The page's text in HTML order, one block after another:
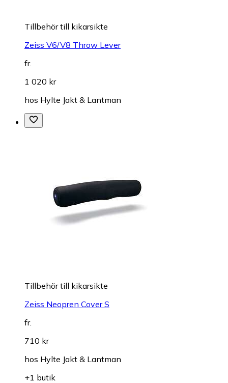
Tillbehör till kikarsikte
Zeiss V6/V8 Throw Lever
fr.
1 020 kr
hos Hylte Jakt & Lantman
Tillbehör till kikarsikte
Zeiss Neopren Cover S
fr.
710 kr
hos Hylte Jakt & Lantman
+1 butik